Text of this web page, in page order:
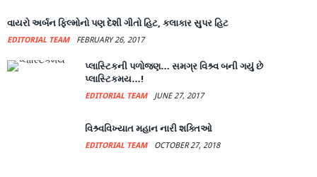
વાયરો અર્બન ફિલ્મોનો પણ દેશી ગીતો હિટ, કલાકાર સુપર હિટ
EDITORIAL TEAM FEBRUARY 26, 2017
પ્લાસ્ટિકની પળોજણ… સમગ્ર વિશ્ર્વ બની ગયું છે
પ્લાસ્ટિકમય…!
EDITORIAL TEAM JUNE 27, 2017
વિશ્ર્વવિખ્યાત મહાન નારી શક્તિઓ
EDITORIAL TEAM OCTOBER 27, 2018